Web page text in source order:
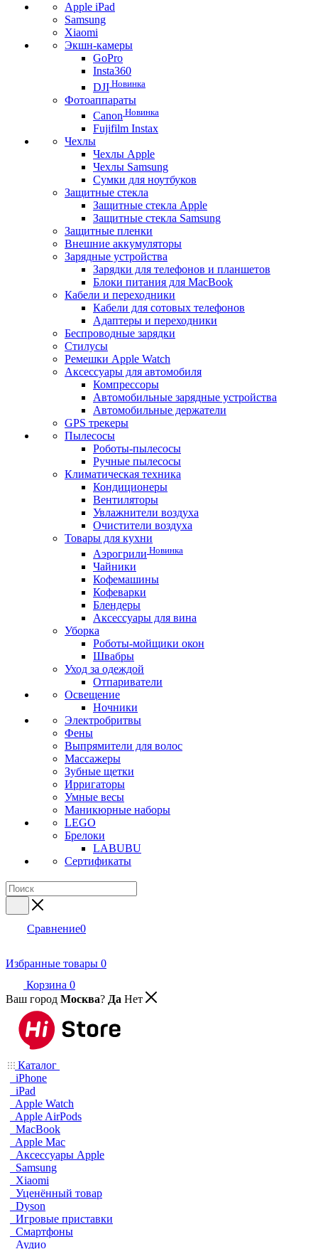
Apple iPad
Samsung
Xiaomi
Экшн-камеры
GoPro
Insta360
DJI Новинка
Фотоаппараты
Canon Новинка
Fujifilm Instax
Чехлы
Чехлы Apple
Чехлы Samsung
Сумки для ноутбуков
Защитные стекла
Защитные стекла Apple
Защитные стекла Samsung
Защитные пленки
Внешние аккумуляторы
Зарядные устройства
Зарядки для телефонов и планшетов
Блоки питания для MacBook
Кабели и переходники
Кабели для сотовых телефонов
Адаптеры и переходники
Беспроводные зарядки
Стилусы
Ремешки Apple Watch
Аксессуары для автомобиля
Компрессоры
Автомобильные зарядные устройства
Автомобильные держатели
GPS трекеры
Пылесосы
Роботы-пылесосы
Ручные пылесосы
Климатическая техника
Кондиционеры
Вентиляторы
Увлажнители воздуха
Очистители воздуха
Товары для кухни
Аэрогрили Новинка
Чайники
Кофемашины
Кофеварки
Блендеры
Аксессуары для вина
Уборка
Роботы-мойщики окон
Швабры
Уход за одеждой
Отпариватели
Освещение
Ночники
Электробритвы
Фены
Выпрямители для волос
Массажеры
Зубные щетки
Ирригаторы
Умные весы
Маникюрные наборы
LEGO
Брелоки
LABUBU
Сертификаты
Сравнение0
Избранные товары 0
Корзина 0
Ваш город Москва? Да Нет
Каталог
iPhone
iPad
Apple Watch
Apple AirPods
MacBook
Apple Mac
Аксессуары Apple
Samsung
Xiaomi
Уценённый товар
Dyson
Игровые приставки
Смартфоны
Аудио